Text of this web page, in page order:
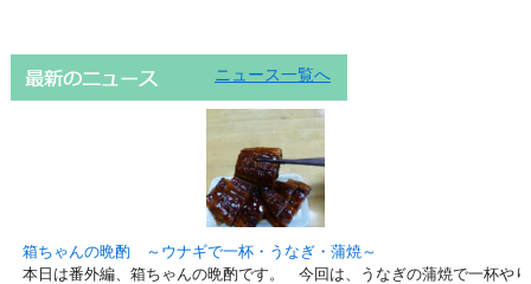
ニュース一覧へ
箱ちゃんの晩酌 ～ウナギで一杯・うなぎ・蒲焼～
本日は番外編、箱ちゃんの晩酌です。 今回は、うなぎの蒲焼で一杯や